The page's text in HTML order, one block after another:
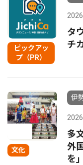
ピックアッ
プ（PR）
タ
チ
文化
伊
多
外
を｣